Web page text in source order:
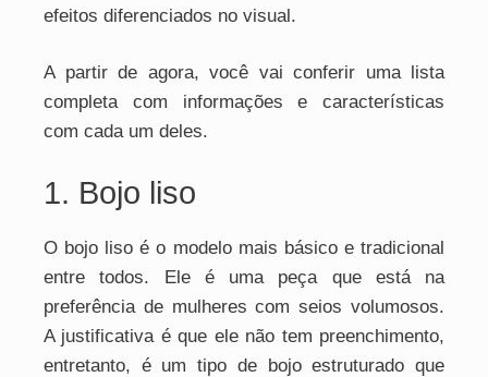
efeitos diferenciados no visual.
A partir de agora, você vai conferir uma lista
completa com informações e características
com cada um deles.
1. Bojo liso
O bojo liso é o modelo mais básico e tradicional
entre todos. Ele é uma peça que está na
preferência de mulheres com seios volumosos.
A justificativa é que ele não tem preenchimento,
entretanto, é um tipo de bojo estruturado que